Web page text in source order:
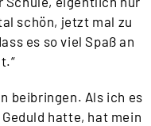
schön, jetzt mal zu
es so viel Spaß an
beibringen. Als ich es
hatte, hat mein